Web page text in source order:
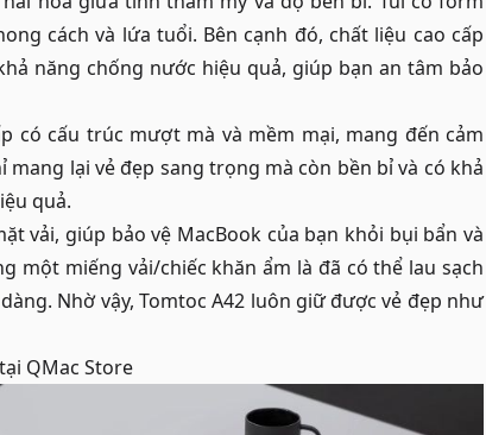
cách và lứa tuổi. Bên cạnh đó, chất liệu cao cấp
năng chống nước hiệu quả, giúp bạn an tâm bảo
có cấu trúc mượt mà và mềm mại, mang đến cảm
lại vẻ đẹp sang trọng mà còn bền bỉ và có khả
quả.
vải, giúp bảo vệ MacBook của bạn khỏi bụi bẩn và
một miếng vải/chiếc khăn ẩm là đã có thể lau sạch
Nhờ vậy, Tomtoc A42 luôn giữ được vẻ đẹp như
tại QMac Store